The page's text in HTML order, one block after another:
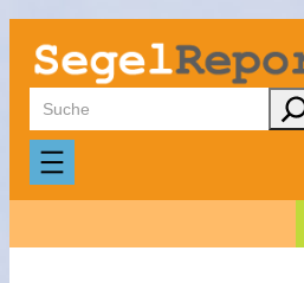
Zum
Inhalt
springen
Suchen